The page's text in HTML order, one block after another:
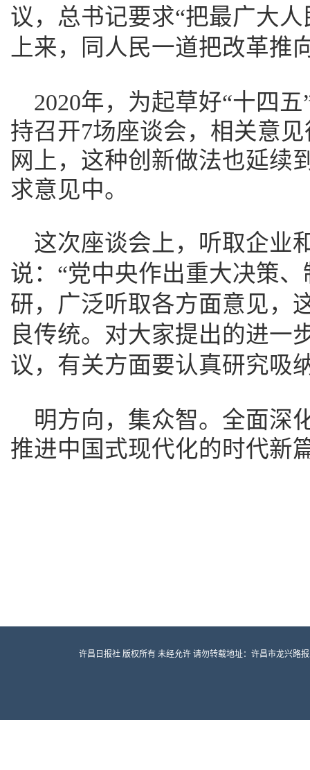
议，总书记要求“把最广大
上来，同人民一道把改革推
2020年，为起草好“十四
持召开7场座谈会，相关意
网上，这种创新做法也延续
求意见中。
这次座谈会上，听取企业
说：“党中央作出重大决策
研，广泛听取各方面意见，
良传统。对大家提出的进一
议，有关方面要认真研究吸
明方向，集众智。全面深
推进中国式现代化的时代新
许昌日报社 版权所有 未经允许 请勿转载地址：许昌市龙兴路